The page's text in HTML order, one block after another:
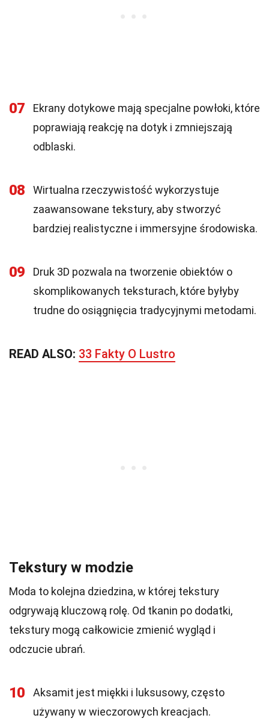
07
Ekrany dotykowe mają specjalne powłoki, które
poprawiają reakcję na dotyk i zmniejszają
odblaski.
08
Wirtualna rzeczywistość wykorzystuje
zaawansowane tekstury, aby stworzyć
bardziej realistyczne i immersyjne środowiska.
09
Druk 3D pozwala na tworzenie obiektów o
skomplikowanych teksturach, które byłyby
trudne do osiągnięcia tradycyjnymi metodami.
READ ALSO: 33 Fakty O Lustro
Tekstury w modzie
Moda to kolejna dziedzina, w której tekstury
odgrywają kluczową rolę. Od tkanin po dodatki,
tekstury mogą całkowicie zmienić wygląd i
odczucie ubrań.
10
Aksamit jest miękki i luksusowy, często
używany w wieczorowych kreacjach.